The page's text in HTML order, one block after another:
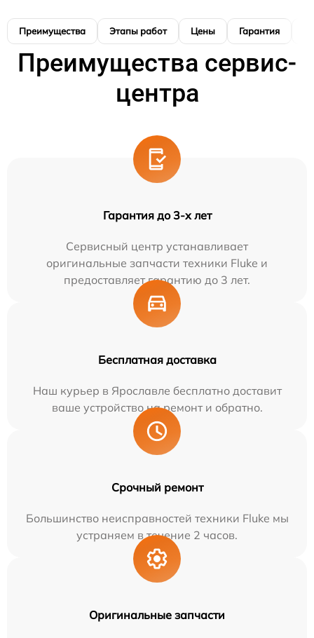
Преимущества Этапы работ Цены Гарантия
Преимущества сервис-
центра
Гарантия до 3-х лет
Сервисный центр устанавливает
оригинальные запчасти техники Fluke и
предоставляет гарантию до 3 лет.
Бесплатная доставка
Наш курьер в Ярославле бесплатно доставит
ваше устройство на ремонт и обратно.
Срочный ремонт
Большинство неисправностей техники Fluke мы
устраняем в течение 2 часов.
Оригинальные запчасти